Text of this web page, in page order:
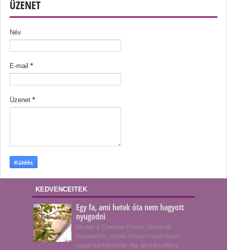
ÜZENET
Név
E-mail *
Üzenet *
KEDVENCEITEK
Egy fa, ami hetek óta nem hagyott
nyugodni
Miután a Chelsea Flower Show-ról
hazatértem, szinte minden ismerősöm
ugyanazt kérdezte: Na, és mit vettél a